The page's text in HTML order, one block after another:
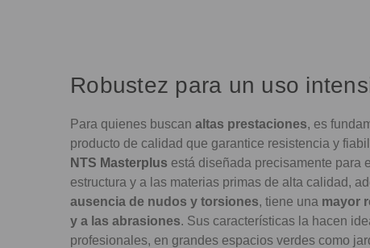
Robustez para un uso
Para quienes buscan altas prestaciones, es
producto de calidad que garantice resistencia y
NTS Masterplus está diseñada precisamente para
estructura y a las materias primas de alta calidad,
ausencia de nudos y torsiones, tiene una mayor
y a las abrasiones. Sus características la hacen
profesionales, en grandes espacios verdes como